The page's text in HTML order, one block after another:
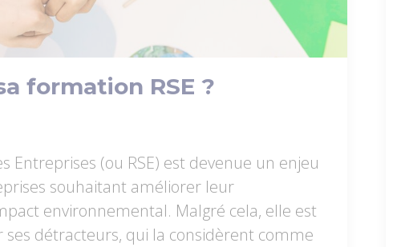
formation RSE ?
Entreprises (ou RSE) est devenue un enjeu
souhaitant améliorer leur
environnemental. Malgré cela, elle est
détracteurs, qui la considèrent comme